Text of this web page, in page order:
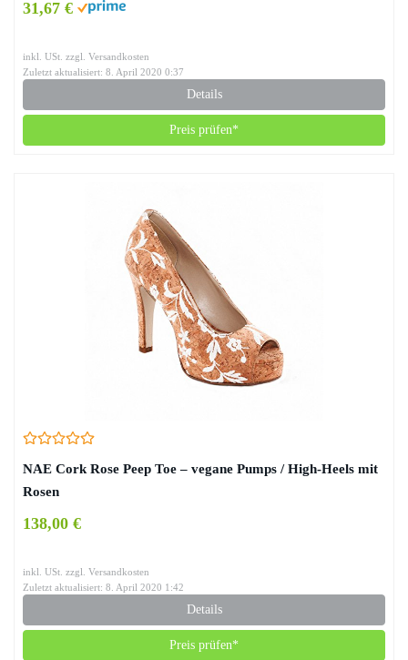
31,67 €
inkl. USt. zzgl. Versandkosten
Zuletzt aktualisiert: 8. April 2020 0:37
Details
Preis prüfen*
NAE Cork Rose Peep Toe – vegane Pumps / High-Heels mit
Rosen
138,00 €
inkl. USt. zzgl. Versandkosten
Zuletzt aktualisiert: 8. April 2020 1:42
Details
Preis prüfen*